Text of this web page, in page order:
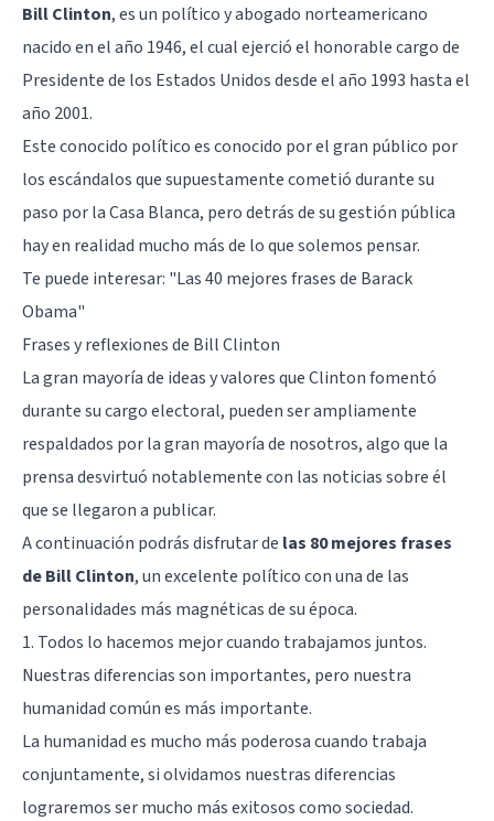
Bill Clinton, es un político y abogado norteamericano
nacido en el año 1946, el cual ejerció el honorable cargo de
Presidente de los Estados Unidos desde el año 1993 hasta el
año 2001.
Este conocido político es conocido por el gran público por
los escándalos que supuestamente cometió durante su
paso por la Casa Blanca, pero detrás de su gestión pública
hay en realidad mucho más de lo que solemos pensar.
Te puede interesar: "Las 40 mejores frases de Barack
Obama"
Frases y reflexiones de Bill Clinton
La gran mayoría de ideas y valores que Clinton fomentó
durante su cargo electoral, pueden ser ampliamente
respaldados por la gran mayoría de nosotros, algo que la
prensa desvirtuó notablemente con las noticias sobre él
que se llegaron a publicar.
A continuación podrás disfrutar de las 80 mejores frases
de Bill Clinton, un excelente político con una de las
personalidades más magnéticas de su época.
1. Todos lo hacemos mejor cuando trabajamos juntos.
Nuestras diferencias son importantes, pero nuestra
humanidad común es más importante.
La humanidad es mucho más poderosa cuando trabaja
conjuntamente, si olvidamos nuestras diferencias
lograremos ser mucho más exitosos como sociedad.